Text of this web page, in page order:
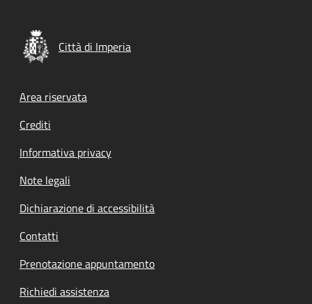
Città di Imperia
Footer menu
Area riservata
Crediti
Informativa privacy
Note legali
Dichiarazione di accessibilità
Contatti
Prenotazione appuntamento
Richiedi assistenza